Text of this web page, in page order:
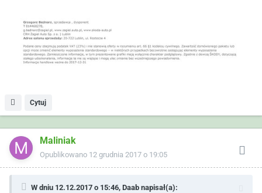
Cytuj
Maliniak
Opublikowano 12 grudnia 2017 o 19:05
W dniu 12.12.2017 o 15:46, Daab napisał(a):